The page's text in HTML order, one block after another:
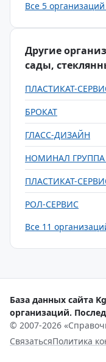
Все 5
Другие
сады,
ПЛАСТИКАТ-
БРОКАТ
ГЛАСС-ДИЗАЙН
НОМИНАЛ
ПЛАСТИКАТ-
РОЛ-СЕРВИС
Все 11
База данных сайта
организаций.
© 2007-2026
СвязатьсяПолитика